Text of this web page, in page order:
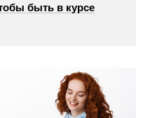
быть в курсе